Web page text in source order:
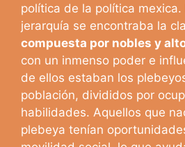
política de la política
jerarquía se encontraba la
compuesta por nobles y
con un inmenso poder e
de ellos estaban los
población, divididos por
habilidades. Aquellos que
plebeya tenían